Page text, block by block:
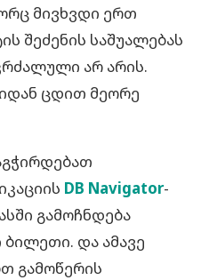
მივხვდი ერთ
შეძენის საშუალებას
არ არის.
ცდით მეორე
DB Navigator-
გამოჩნდება
და ამავე
გამოწერის